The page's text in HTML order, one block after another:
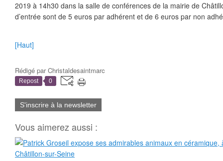
2019 à 14h30 dans la salle de conférences de la mairie de
d’entrée sont de 5 euros par adhérent et de 6 euros par non
[Haut]
Rédigé parChristaldesaintmarc
Repost 0
S'inscrire à la newsletter
Vous aimerez aussi :